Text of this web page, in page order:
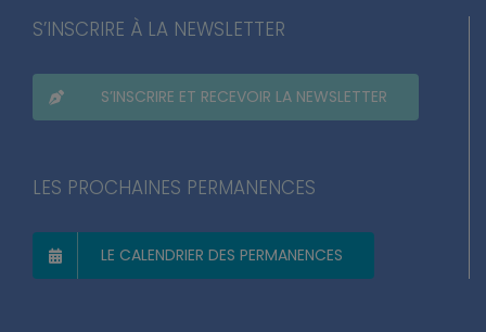
S’INSCRIRE À LA NEWSLETTER
S’INSCRIRE ET RECEVOIR LA NEWSLETTER
LES PROCHAINES PERMANENCES
LE CALENDRIER DES PERMANENCES